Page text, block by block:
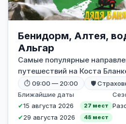
Бенидорм, Алтея,
Альгар
Самые популярные
путешествий на Коста
⏱ 09:00 — 20:00 🛡
Ближайшие даты
✔15 августа 2026 27 мест
✔29 августа 2026 48 мест